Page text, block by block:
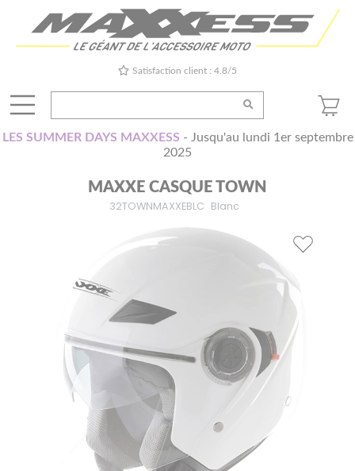
Satisfaction client : 4.8/5
LES SUMMER DAYS MAXXESS - Jusqu'au lundi 1er septembre
2025
MAXXE CASQUE TOWN
32TOWNMAXXEBLC Blanc